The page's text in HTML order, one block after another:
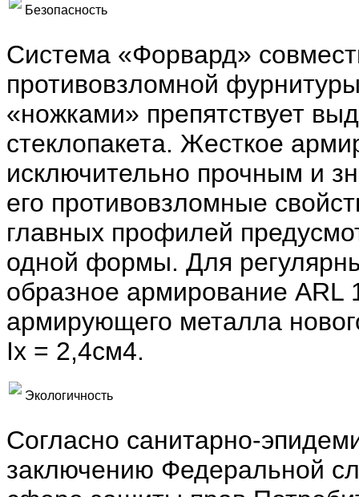
Безопасность
Система «Форвард»
противовзломной
«ножками» препятствует
стеклопакета. Жесткое
исключительно прочным и
его противовзломные
главных профилей
одной формы. Для
образное армирование
армирующего металла
Ix = 2,4см4.
Экологичность
Согласно санитарно-
заключению Федеральной